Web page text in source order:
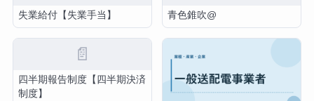
失業給付【失業手当】 青色錐吹@
📄
四半期報告制度【四半期決済
制度】